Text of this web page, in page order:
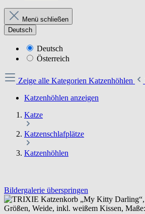
Menü schließen
Deutsch
Deutsch
Österreich
Zeige alle Kategorien Katzenhöhlen
Katzenhöhlen anzeigen
Katze
Katzenschlafplätze
Katzenhöhlen
Bildergalerie überspringen